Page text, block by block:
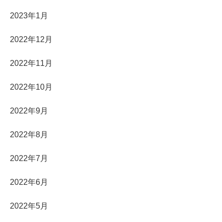
2023年1月
2022年12月
2022年11月
2022年10月
2022年9月
2022年8月
2022年7月
2022年6月
2022年5月